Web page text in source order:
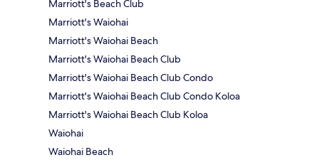
Marriott's Beach Club
Marriott's Waiohai
Marriott's Waiohai Beach
Marriott's Waiohai Beach Club
Marriott's Waiohai Beach Club Condo
Marriott's Waiohai Beach Club Condo Koloa
Marriott's Waiohai Beach Club Koloa
Waiohai
Waiohai Beach